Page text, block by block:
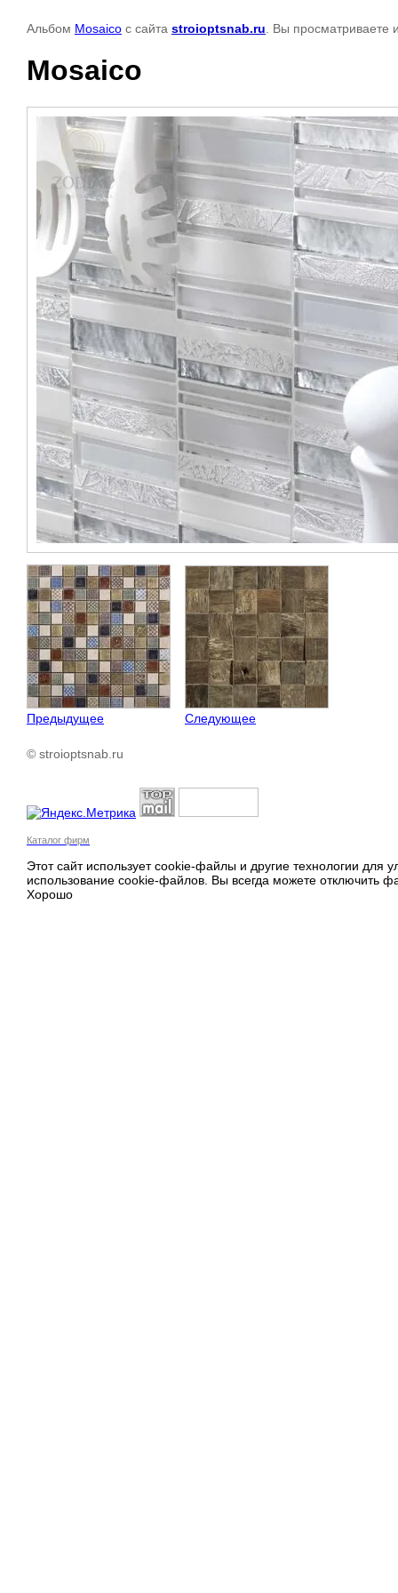
Альбом Mosaico с сайта stroioptsnab.ru . Вы просматриваете
Mosaico
Предыдущее Следующее
© stroioptsnab.ru
Каталог фирм
Этот сайт использует cookie-файлы и другие технологии
использование cookie-файлов. Вы всегда можете отключить
Хорошо